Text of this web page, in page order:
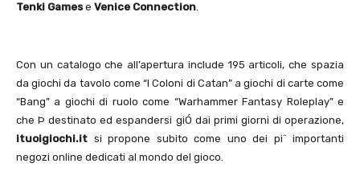
Tenki Gamese Venice Connection.
Con un catalogo che all’apertura include 195 articoli, che spazia
da giochi da tavolo come “I Coloni di Catan” a giochi di carte come
“Bang” a giochi di ruolo come “Warhammer Fantasy Roleplay” e
che Þ destinato ed espandersi giÓ dai primi giorni di operazione,
ituoigiochi.it si propone subito come uno dei pi¨ importanti
negozi online dedicati al mondo del gioco.